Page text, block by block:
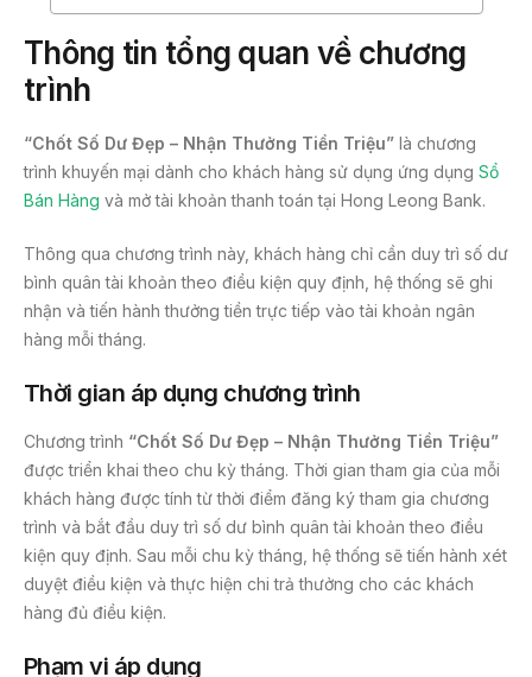
Thông tin tổng quan về chương
trình
“Chốt Số Dư Đẹp – Nhận Thưởng Tiền Triệu” là chương
trình khuyến mại dành cho khách hàng sử dụng ứng dụng Sổ
Bán Hàng và mở tài khoản thanh toán tại Hong Leong Bank.
Thông qua chương trình này, khách hàng chỉ cần duy trì số dư
bình quân tài khoản theo điều kiện quy định, hệ thống sẽ ghi
nhận và tiến hành thưởng tiền trực tiếp vào tài khoản ngân
hàng mỗi tháng.
Thời gian áp dụng chương trình
Chương trình “Chốt Số Dư Đẹp – Nhận Thưởng Tiền Triệu”
được triển khai theo chu kỳ tháng. Thời gian tham gia của mỗi
khách hàng được tính từ thời điểm đăng ký tham gia chương
trình và bắt đầu duy trì số dư bình quân tài khoản theo điều
kiện quy định. Sau mỗi chu kỳ tháng, hệ thống sẽ tiến hành xét
duyệt điều kiện và thực hiện chi trả thưởng cho các khách
hàng đủ điều kiện.
Phạm vi áp dụng